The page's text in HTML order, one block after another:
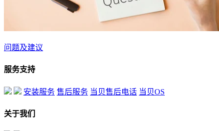
问题及建议
服务支持
安装服务 售后服务 当贝售后电话 当贝OS
关于我们